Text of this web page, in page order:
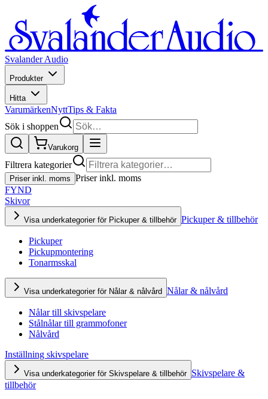
Svalander Audio
Produkter
Hitta
VarumärkenNyttTips & Fakta
Sök i shoppen
Varukorg
Filtrera kategorier
Priser inkl. moms Priser inkl. moms
FYND
Skivor
Visa underkategorier för Pickuper & tillbehör Pickuper & tillbehör
Pickuper
Pickupmontering
Tonarmsskal
Visa underkategorier för Nålar & nålvård Nålar & nålvård
Nålar till skivspelare
Stålnålar till grammofoner
Nålvård
Inställning skivspelare
Visa underkategorier för Skivspelare & tillbehör Skivspelare &
tillbehör